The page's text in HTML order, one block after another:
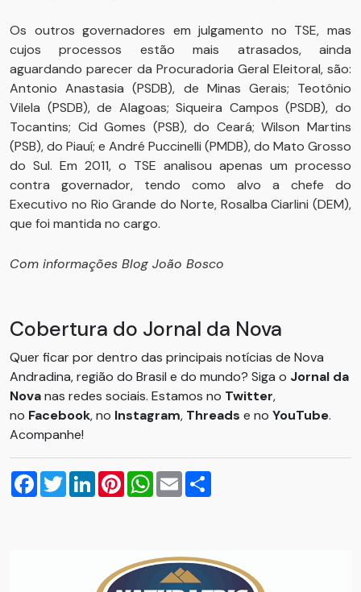
Os outros governadores em julgamento no TSE, mas
cujos processos estão mais atrasados, ainda
aguardando parecer da Procuradoria Geral Eleitoral, são:
Antonio Anastasia (PSDB), de Minas Gerais; Teotônio
Vilela (PSDB), de Alagoas; Siqueira Campos (PSDB), do
Tocantins; Cid Gomes (PSB), do Ceará; Wilson Martins
(PSB), do Piauí; e André Puccinelli (PMDB), do Mato Grosso
do Sul. Em 2011, o TSE analisou apenas um processo
contra governador, tendo como alvo a chefe do
Executivo no Rio Grande do Norte, Rosalba Ciarlini (DEM),
que foi mantida no cargo.
Com informações Blog João Bosco
Cobertura do Jornal da Nova
Quer ficar por dentro das principais notícias de Nova
Andradina, região do Brasil e do mundo? Siga o Jornal da
Novanas redes sociais. Estamos no Twitter,
no Facebook, no Instagram, Threads e no YouTube.
Acompanhe!
Facebook
TwitterLinkedInPinterestWhatsApp
Email